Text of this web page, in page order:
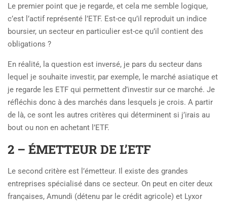
Le premier point que je regarde, et cela me semble logique,
c’est l’actif représenté l’ETF. Est-ce qu’il reproduit un indice
boursier, un secteur en particulier est-ce qu’il contient des
obligations ?
En réalité, la question est inversé, je pars du secteur dans
lequel je souhaite investir, par exemple, le marché asiatique et
je regarde les ETF qui permettent d’investir sur ce marché. Je
réfléchis donc à des marchés dans lesquels je crois. A partir
de là, ce sont les autres critères qui déterminent si j’irais au
bout ou non en achetant l’ETF.
2 – ÉMETTEUR DE L’ETF
Le second critère est l’émetteur. Il existe des grandes
entreprises spécialisé dans ce secteur. On peut en citer deux
françaises, Amundi (détenu par le crédit agricole) et Lyxor